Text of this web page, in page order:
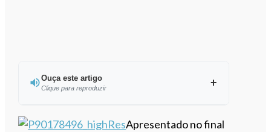
Ouça este artigo
Clique para reproduzir
Ouvir este artigo
Apresentado no final